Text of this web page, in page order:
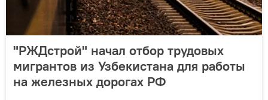
"РЖДстрой" начал отбор трудовых
мигрантов из Узбекистана для работы
на железных дорогах РФ